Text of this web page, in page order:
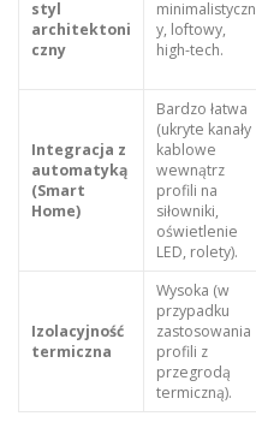
styl
architektoni
czny
minimalistyczn
y, loftowy,
high-tech.
Integracja z
automatyką
(Smart
Home)
Bardzo łatwa
(ukryte kanały
kablowe
wewnątrz
profili na
siłowniki,
oświetlenie
LED, rolety).
Izolacyjność
termiczna
Wysoka (w
przypadku
zastosowania
profili z
przegrodą
termiczną).